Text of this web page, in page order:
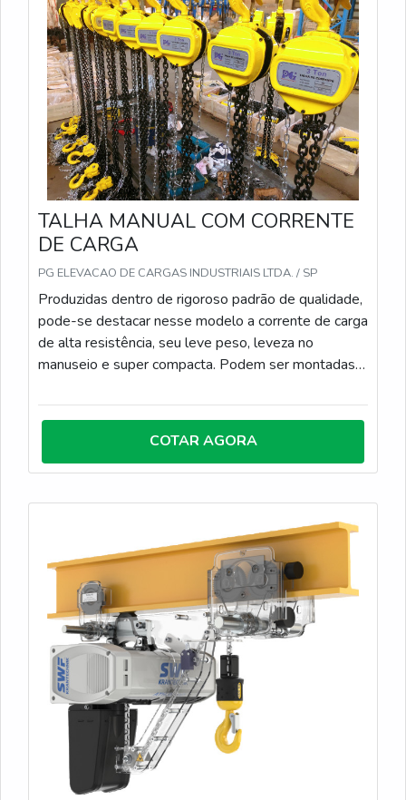
TALHA MANUAL COM CORRENTE
DE CARGA
PG ELEVACAO DE CARGAS INDUSTRIAIS LTDA. / SP
Produzidas dentro de rigoroso padrão de qualidade,
pode-se destacar nesse modelo a corrente de carga
de alta resistência, seu leve peso, leveza no
manuseio e super compacta. Podem ser montadas
e super compacta. Fácil instalação e manuseio, além
temperado. Correntes de carga em aço alloy,
assegura maior resistência. Correntes de comando
COTAR AGORA